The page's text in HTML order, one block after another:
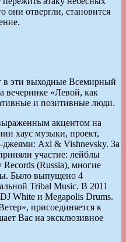
они отвергли, становится
эти выходные Всемирный
вечеринке «Левой, как
и позитивные люди.
акцентом на
хаус музыки, проект,
джеями: Axl & Vishnevsky. За
участие: лейблы
(Russia), многие
Было выпущено 4
Tribal Music. В 2011
White и Megapolis Drums.
присоединяется к
Вас на эксклюзивное